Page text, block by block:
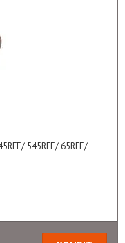
545RFE/ 65RFE/